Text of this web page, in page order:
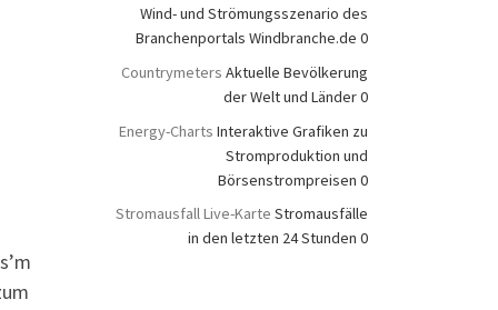
Wind- und Strömungsszenario des
Branchenportals Windbranche.de 0
Countrymeters Aktuelle Bevölkerung
der Welt und Länder 0
Energy-Charts Interaktive Grafiken zu
Stromproduktion und
Börsenstrompreisen 0
Stromausfall Live-Karte Stromausfälle
in den letzten 24 Stunden 0